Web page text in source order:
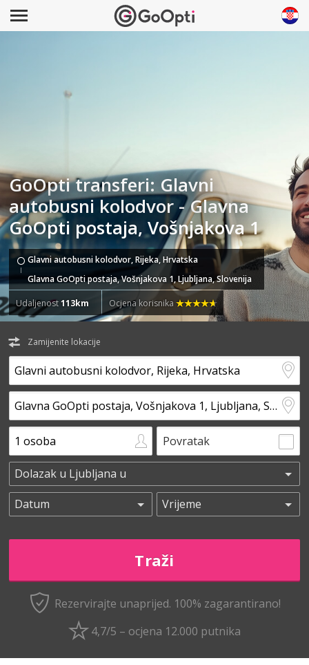
GoOpti transferi: Glavni
autobusni kolodvor - Glavna
GoOpti postaja, Vošnjakova 1
Glavni autobusni kolodvor, Rijeka, Hrvatska
Glavna GoOpti postaja, Vošnjakova 1, Ljubljana, Slovenija
Udaljenost113km Ocjena korisnika
Zamijenite lokacije
Povratak
Rezervirajte unaprijed. 100% zagarantirano!
4,7/5 – ocjena 12.000 putnika